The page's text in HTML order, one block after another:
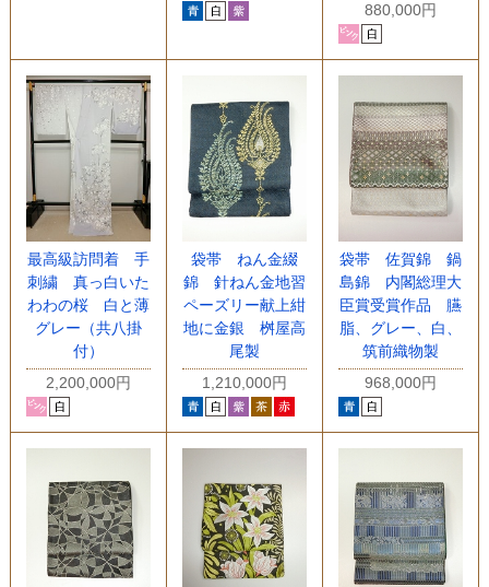
880,000円
最高級訪問着 手
刺繍 真っ白いた
わわの桜 白と薄
グレー（共八掛
付）
2,200,000円
袋帯 ねん金綴
錦 針ねん金地習
ペーズリー献上紺
地に金銀 桝屋高
尾製
1,210,000円
袋帯 佐賀錦 鍋
島錦 内閣総理大
臣賞受賞作品 臙
脂、グレー、白、
筑前織物製
968,000円